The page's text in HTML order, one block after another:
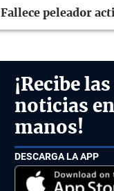
Fallece peleador
¡Recibe
noticias
manos!
DESCARGA LA APP